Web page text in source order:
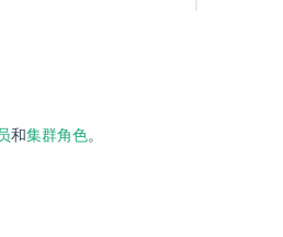
和集群角色。